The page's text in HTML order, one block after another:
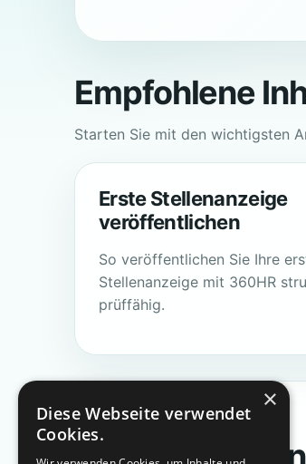
Empfohlene
Starten Sie mit den wichtigsten
Erste Stellenanzeige
veröffentlichen
So veröffentlichen Sie Ihre
Stellenanzeige mit 360HR
prüffähig.
SUPPORT
Keine
×
Diese Webseite verwendet
Cookies.